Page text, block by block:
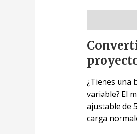
¿Tienes una
variable? El
ajustable de
carga